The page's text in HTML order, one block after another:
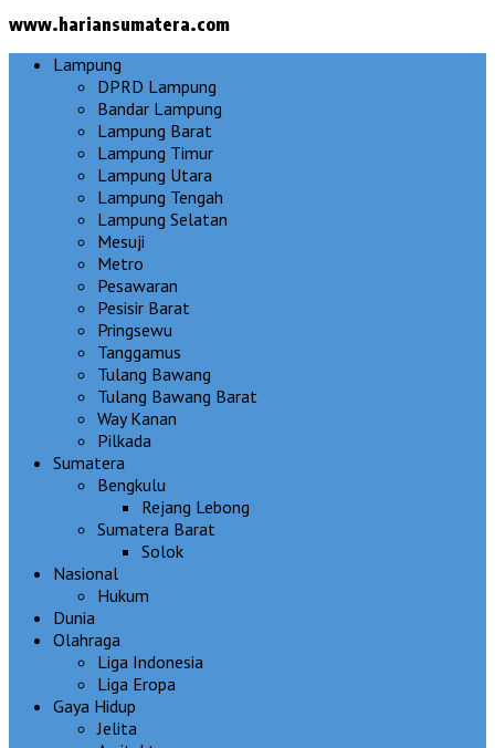
www.hariansumatera.com
Lampung
DPRD Lampung
Bandar Lampung
Lampung Barat
Lampung Timur
Lampung Utara
Lampung Tengah
Lampung Selatan
Mesuji
Metro
Pesawaran
Pesisir Barat
Pringsewu
Tanggamus
Tulang Bawang
Tulang Bawang Barat
Way Kanan
Pilkada
Sumatera
Bengkulu
Rejang Lebong
Sumatera Barat
Solok
Nasional
Hukum
Dunia
Olahraga
Liga Indonesia
Liga Eropa
Gaya Hidup
Jelita